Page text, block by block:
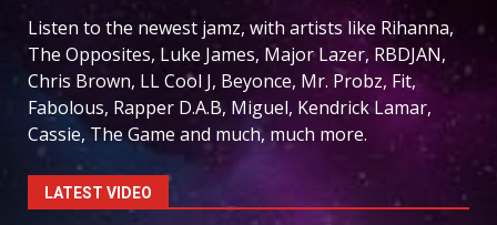
Listen to the newest jamz, with artists like Rihanna,
The Opposites, Luke James, Major Lazer, RBDJAN,
Chris Brown, LL Cool J, Beyonce, Mr. Probz, Fit,
Fabolous, Rapper D.A.B, Miguel, Kendrick Lamar,
Cassie, The Game and much, much more.
LATEST VIDEO